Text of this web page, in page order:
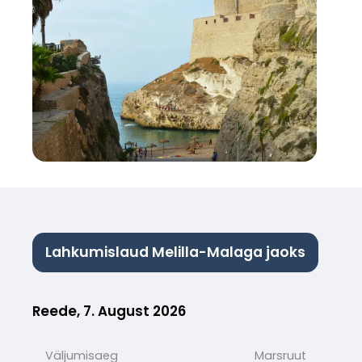
Lahkumislaud Melilla-Malaga jaoks
Reede, 7. August 2026
Väljumisaeg Marsruut